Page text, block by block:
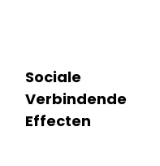
Sociale
Verbindende
Effecten